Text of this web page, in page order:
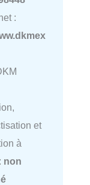
:
et
à
non